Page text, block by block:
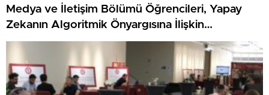
Medya ve İletişim Bölümü Öğrencileri, Yapay
Zekanın Algoritmik Önyargısına İlişkin
Farkındalık Düzeylerini Araştıracak